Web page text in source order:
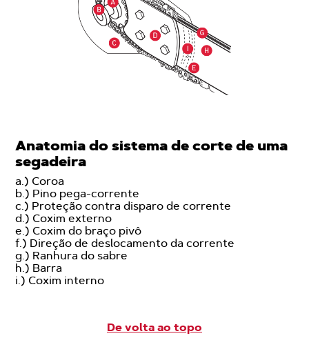
Anatomia do sistema de corte de uma
segadeira
a.) Coroa
b.) Pino pega-corrente
c.) Proteção contra disparo de corrente
d.) Coxim externo
e.) Coxim do braço pivô
f.) Direção de deslocamento da corrente
g.) Ranhura do sabre
h.) Barra
i.) Coxim interno
De volta ao topo